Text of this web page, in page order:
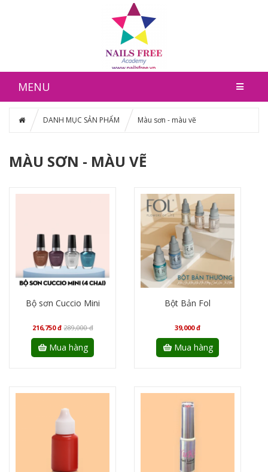
MENU
DANH MỤC SẢN PHẨM Màu sơn - màu vẽ
MÀU SƠN - MÀU VẼ
Bộ sơn Cuccio Mini
216,750đ 289,000đ
Mua hàng
Bột Bản Fol
39,000đ
Mua hàng